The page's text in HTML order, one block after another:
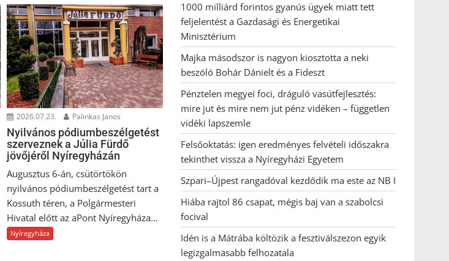
2026.07.23. Palinkas Janos
Nyilvános pódiumbeszélgetést
szerveznek a Júlia Fürdő
jövőjéről Nyíregyházán
Augusztus 6-án, csütörtökön
nyilvános pódiumbeszélgetést tart a
Kossuth téren, a Polgármesteri
Hivatal előtt az aPont Nyíregyháza...
Nyíregyháza
1000 milliárd forintos gyanús ügyek miatt tett
feljelentést a Gazdasági és Energetikai
Minisztérium
Majka másodszor is nagyon kiosztotta a neki
beszóló Bohár Dánielt és a Fideszt
Pénztelen megyei foci, dráguló vasútfejlesztés:
mire jut és mire nem jut pénz vidéken – független
vidéki lapszemle
Felsőoktatás: igen eredményes felvételi időszakra
tekinthet vissza a Nyíregyházi Egyetem
Szpari–Újpest rangadóval kezdődik ma este az NB I
Hiába rajtol 86 csapat, mégis baj van a szabolcsi
focival
Idén is a Mátrába költözik a fesztiválszezon egyik
legizgalmasabb felhozatala